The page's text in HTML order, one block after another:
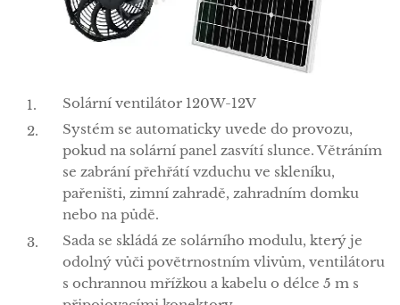
Solární ventilátor 120W-12V
Systém se automaticky uvede do provozu,
pokud na solární panel zasvítí slunce. Větráním
se zabrání přehřátí vzduchu ve skleníku,
pařeništi, zimní zahradě, zahradním domku
nebo na půdě.
Sada se skládá ze solárního modulu, který je
odolný vůči povětrnostním vlivům, ventilátoru
s ochrannou mřížkou a kabelu o délce 5 m s